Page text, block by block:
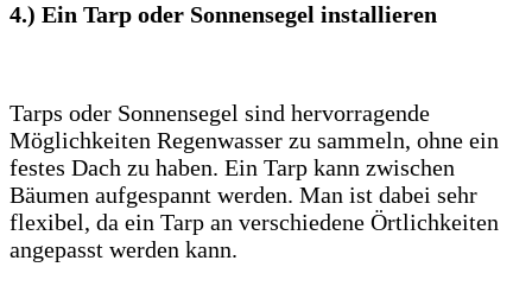
4.) Ein Tarp oder Sonnensegel installieren
Tarps oder Sonnensegel sind hervorragende
Möglichkeiten Regenwasser zu sammeln, ohne ein
festes Dach zu haben. Ein Tarp kann zwischen
Bäumen aufgespannt werden. Man ist dabei sehr
flexibel, da ein Tarp an verschiedene Örtlichkeiten
angepasst werden kann.